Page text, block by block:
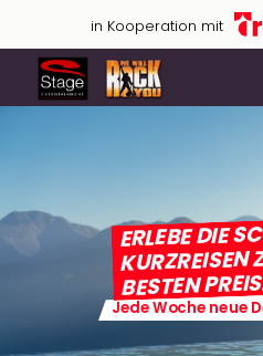
in Kooperation mit
ERLEBE DIE
KURZREISEN
BESTEN
Jede Woche neue